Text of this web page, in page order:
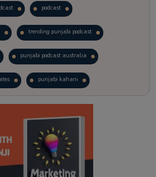
podcast
trending punjabi podcast
punjabi podcast australia
punjabi kahani
punjabi story